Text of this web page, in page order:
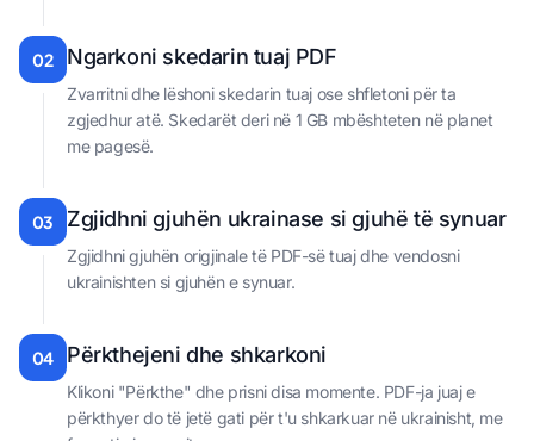
02 Ngarkoni skedarin tuaj PDF
Zvarritni dhe lëshoni skedarin tuaj ose shfletoni për ta
zgjedhur atë. Skedarët deri në 1 GB mbështeten në planet
me pagesë.
03 Zgjidhni gjuhën ukrainase si gjuhë të synuar
Zgjidhni gjuhën origjinale të PDF-së tuaj dhe vendosni
ukrainishten si gjuhën e synuar.
04 Përkthejeni dhe shkarkoni
Klikoni "Përkthe" dhe prisni disa momente. PDF-ja juaj e
përkthyer do të jetë gati për t'u shkarkuar në ukrainisht, me